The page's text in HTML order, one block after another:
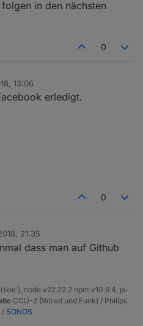
in den nächsten
0
13:06
erledigt.
0
21:35
dass man auf Github
), node v22.22.2 npm v10.9.4, js-
CCU-2 (Wired und Funk) / Philips
/ SONOS